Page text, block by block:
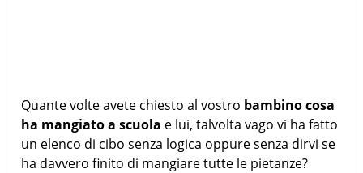
Quante volte avete chiesto al vostro bambino cosa
ha mangiato a scuola e lui, talvolta vago vi ha fatto
un elenco di cibo senza logica oppure senza dirvi se
ha davvero finito di mangiare tutte le pietanze?